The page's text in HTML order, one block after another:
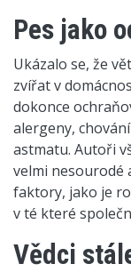
Pes jako
Ukázalo se, že
zvířat v
dokonce
alergeny,
astmatu. Autoři
velmi nesourodé
faktory, jako je
v té které
Vědci